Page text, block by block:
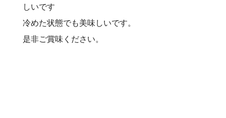
しいです
冷めた状態でも美味しいです。
是非ご賞味ください。